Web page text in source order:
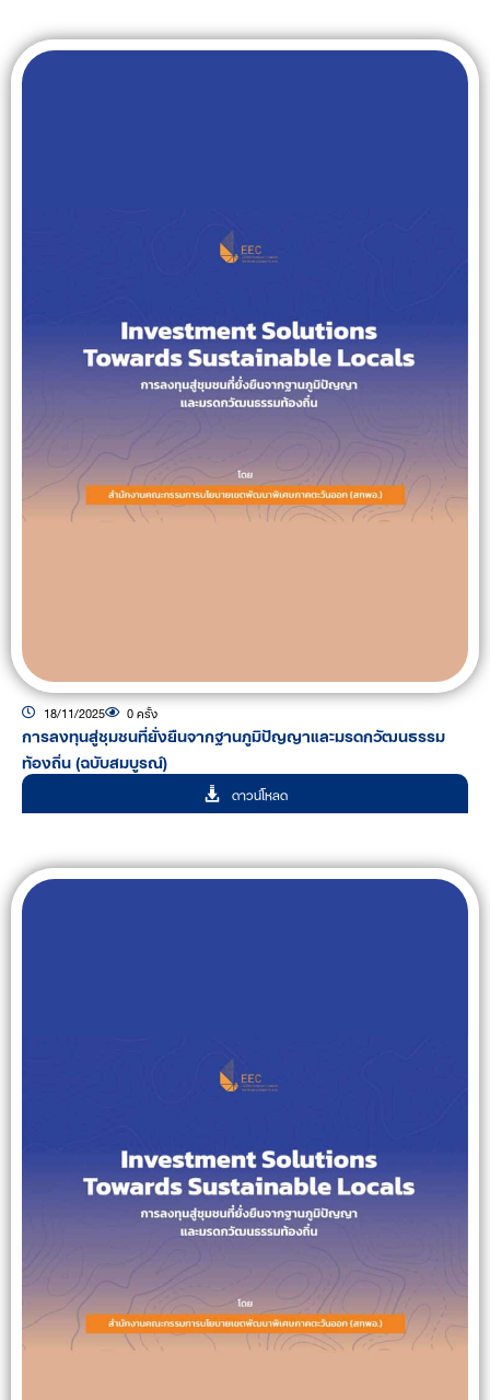
18/11/2025 0 ครั้ง
การลงทุนสู่ชุมชนที่ยั่งยืนจากฐานภูมิปัญญาและมรดกวัฒนธรรม
ท้องถิ่น (ฉบับสมบูรณ์)
ดาวน์โหลด